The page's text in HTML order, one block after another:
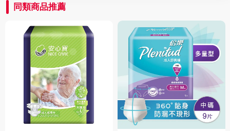
同類商品推薦